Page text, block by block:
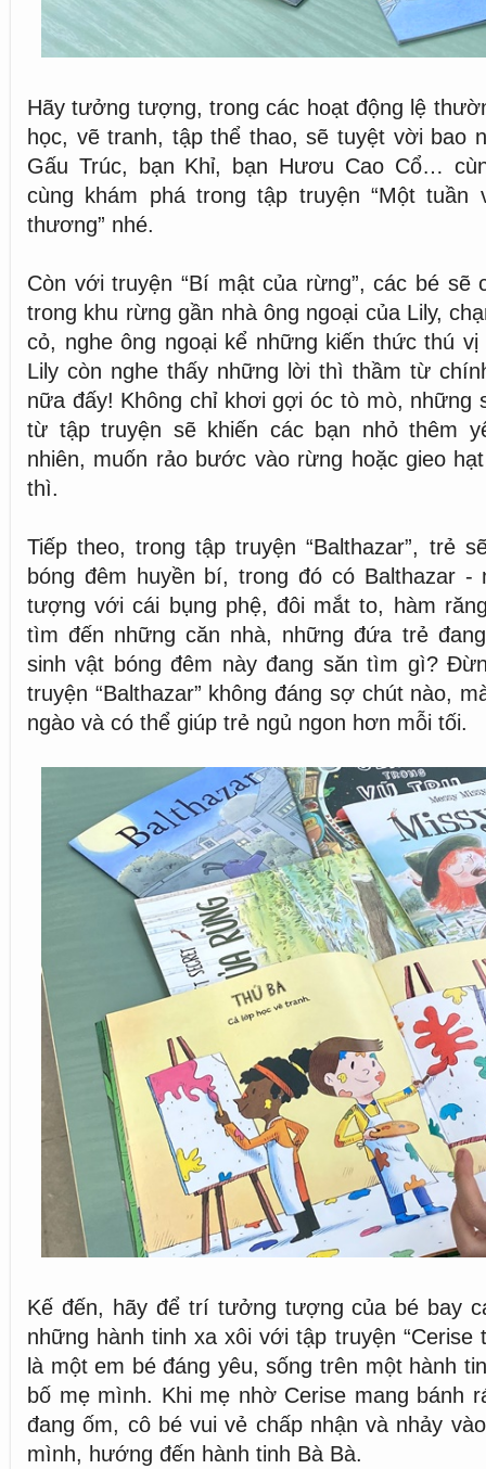
Hãy tưởng tượng, trong các hoạt động lệ
học, vẽ tranh, tập thể thao, sẽ tuyệt vời bao
Gấu Trúc, bạn Khỉ, bạn Hươu Cao Cổ…
cùng khám phá trong tập truyện “Một
thương” nhé.
Còn với truyện “Bí mật của rừng”, các bé sẽ
trong khu rừng gần nhà ông ngoại của Lily,
cỏ, nghe ông ngoại kể những kiến thức thú
Lily còn nghe thấy những lời thì thầm từ
nữa đấy! Không chỉ khơi gợi óc tò mò, những
từ tập truyện sẽ khiến các bạn nhỏ thêm
nhiên, muốn rảo bước vào rừng hoặc gieo
thì.
Tiếp theo, trong tập truyện “Balthazar”, trẻ
bóng đêm huyền bí, trong đó có Balthazar -
tượng với cái bụng phệ, đôi mắt to, hàm
tìm đến những căn nhà, những đứa trẻ
sinh vật bóng đêm này đang săn tìm gì?
truyện “Balthazar” không đáng sợ chút nào,
ngào và có thể giúp trẻ ngủ ngon hơn mỗi tối.
Kế đến, hãy để trí tưởng tượng của bé bay
những hành tinh xa xôi với tập truyện “Cerise
là một em bé đáng yêu, sống trên một hành
bố mẹ mình. Khi mẹ nhờ Cerise mang bánh
đang ốm, cô bé vui vẻ chấp nhận và nhảy
mình, hướng đến hành tinh Bà Bà.